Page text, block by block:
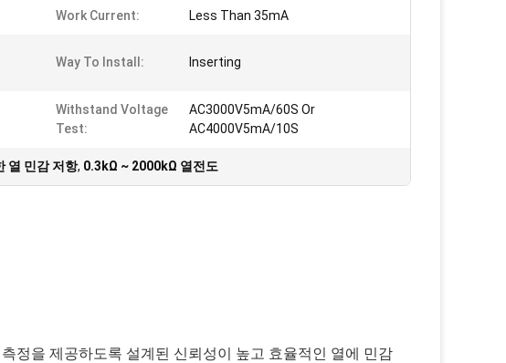
Work Current: Less Than 35mA
Way To Install: Inserting
Withstand Voltage
Test:
AC3000V5mA/60S Or
AC4000V5mA/10S
열 민감 저항, 0.3kΩ ~ 2000kΩ 열전도
정을 제공하도록 설계된 신뢰성이 높고 효율적인 열에 민감